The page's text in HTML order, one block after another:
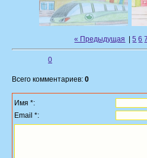
« Предыдущая |5 6
0
Всего комментариев: 0
Имя *:
Email *: